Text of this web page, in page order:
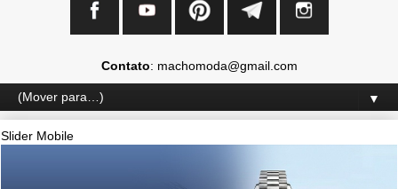
Contato: machomoda@gmail.com
▼
Slider Mobile